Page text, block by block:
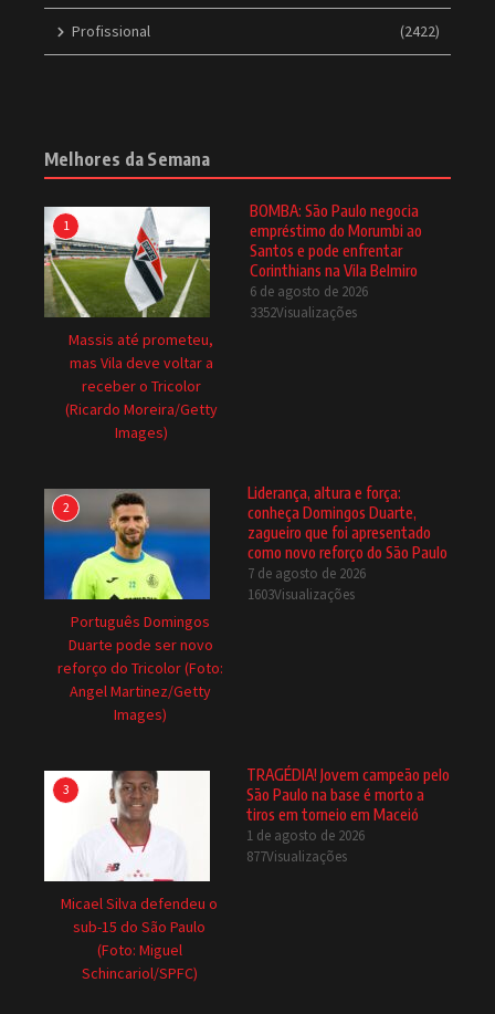
Profissional (2422)
Melhores da Semana
1
Massis até prometeu,
mas Vila deve voltar a
receber o Tricolor
(Ricardo Moreira/Getty
Images)
BOMBA: São Paulo negocia
empréstimo do Morumbi ao
Santos e pode enfrentar
Corinthians na Vila Belmiro
6 de agosto de 2026
3352Visualizações
2
Português Domingos
Duarte pode ser novo
reforço do Tricolor (Foto:
Angel Martinez/Getty
Images)
Liderança, altura e força:
conheça Domingos Duarte,
zagueiro que foi apresentado
como novo reforço do São Paulo
7 de agosto de 2026
1603Visualizações
3
Micael Silva defendeu o
sub-15 do São Paulo
(Foto: Miguel
Schincariol/SPFC)
TRAGÉDIA! Jovem campeão pelo
São Paulo na base é morto a
tiros em torneio em Maceió
1 de agosto de 2026
877Visualizações